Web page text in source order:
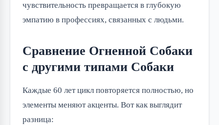
чувствительность превращается в глубокую
эмпатию в профессиях, связанных с людьми.
Сравнение Огненной Собаки
с другими типами Собаки
Каждые 60 лет цикл повторяется полностью, но
элементы меняют акценты. Вот как выглядит
разница: